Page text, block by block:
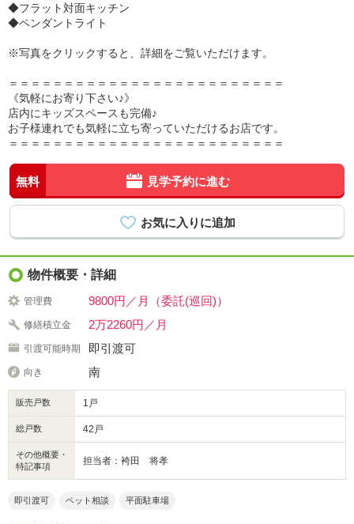
◆フラット対面キッチン
◆ペンダントライト
※写真をクリックすると、詳細をご覧いただけます。
＝＝＝＝＝＝＝＝＝＝＝＝＝＝＝＝＝＝＝＝＝＝＝＝＝
《気軽にお寄り下さい♪》
店内にキッズスペースも完備♪
お子様連れでも気軽に立ち寄っていただけるお店です。
＝＝＝＝＝＝＝＝＝＝＝＝＝＝＝＝＝＝＝＝＝＝＝＝＝
無料 見学予約に進む
物件概要・詳細
管理費 9800円／月（委託(巡回)）
修繕積立金 2万2260円／月
引渡可能時期 即引渡可
向き 南
販売戸数 1戸
総戸数 42戸
その他概要・
特記事項
担当者：袴田 将孝
即引渡可 ペット相談 平面駐車場